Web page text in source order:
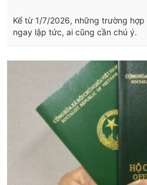
Kể từ 1/7/2026, những trường
ngay lập tức, ai cũng cần chú ý.